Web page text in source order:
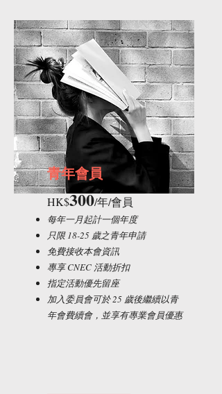
青年會員
HK$300/年/會員
每年一月起計一個年度
只限 18-25 歲之青年申請
免費接收本會資訊
專享 CNEC 活動折扣
指定活動優先留座
加入委員會可於 25 歲後繼續以青
年會費續會，並享有專業會員優惠